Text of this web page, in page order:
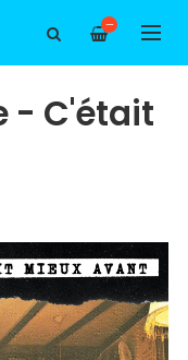
—
- C'était